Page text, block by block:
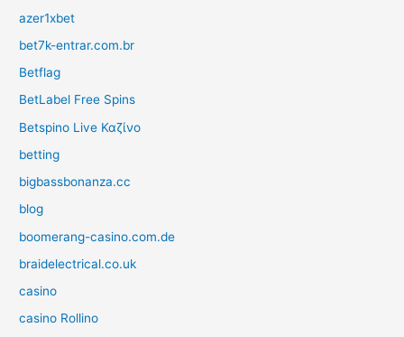
azer1xbet
bet7k-entrar.com.br
Betflag
BetLabel Free Spins
Betspino Live Καζίνο
betting
bigbassbonanza.cc
blog
boomerang-casino.com.de
braidelectrical.co.uk
casino
casino Rollino